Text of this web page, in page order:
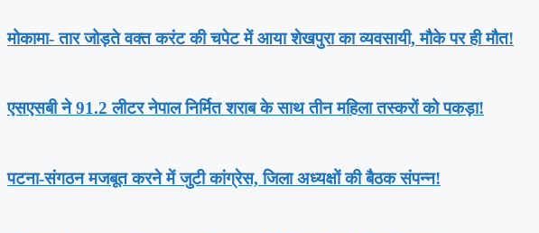
मोकामा- तार जोड़ते वक्त करंट की चपेट में आया शेखपुरा का व्यवसायी, मौके पर ही मौत!
एसएसबी ने 91.2 लीटर नेपाल निर्मित शराब के साथ तीन महिला तस्करों को पकड़ा!
पटना-संगठन मजबूत करने में जुटी कांग्रेस, जिला अध्यक्षों की बैठक संपन्न!